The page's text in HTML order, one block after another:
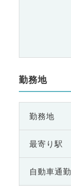
勤務地
勤務地
最寄り駅
自動車通勤